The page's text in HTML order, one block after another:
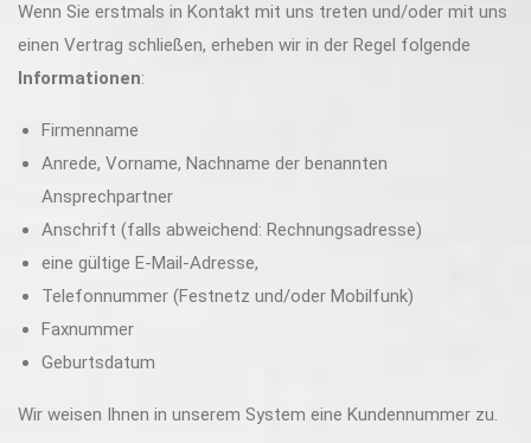
Wenn Sie erstmals in Kontakt mit uns treten und/oder mit uns
einen Vertrag schließen, erheben wir in der Regel folgende
Informationen:
Firmenname
Anrede, Vorname, Nachname der benannten
Ansprechpartner
Anschrift (falls abweichend: Rechnungsadresse)
eine gültige E-Mail-Adresse,
Telefonnummer (Festnetz und/oder Mobilfunk)
Faxnummer
Geburtsdatum
Wir weisen Ihnen in unserem System eine Kundennummer zu.